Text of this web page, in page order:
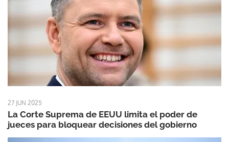
27 JUN 2025
La Corte Suprema de EEUU limita el poder de
jueces para bloquear decisiones del gobierno